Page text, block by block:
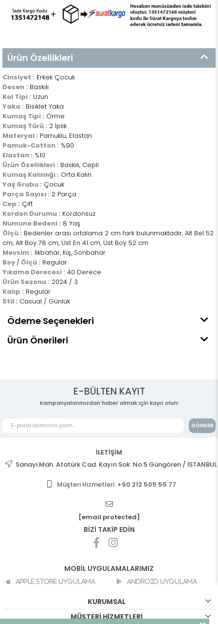
Ürün Özellikleri
Cinsiyet : Erkek Çocuk
Desen : Baskılı
Kol Tipi : Uzun
Yaka : Bisiklet Yaka
Kumaş Tipi : Örme
Kumaş Türü : 2 İplik
Materyal : Pamuklu, Elastan
Pamuk-Cotton : %90
Elastan : %10
Ürün Özellikleri : Baskılı, Cepli
Kumaş Kalınlığı : Orta Kalın
Yaş Grubu : Çocuk
Parça Sayısı : 2 Parça
Cep : Çift
Kordon Durumu : Kordonsuz
Numune Bedeni : 8 Yaş
Ölçü : Bedenler arası ortalama 2 cm fark bulunmaktadır, Alt Bel 52
cm, Alt Boy 78 cm, Üst En 41 cm, Üst Boy 52 cm
Mevsim : İlkbahar, Kış, Sonbahar
Boy / Ölçü : Regular
Yıkama Derecesi : 40 Derece
Ürün Sezonu : 2024 / 3
Kalıp : Regular
Stil : Casual / Günlük
Ödeme Seçenekleri
Ürün Önerileri
E-BÜLTEN KAYIT
Kampanyalarımızdan haber almak için kayıt olun!
GÖNDER
İLETİŞİM
Sanayi Mah. Atatürk Cad. Kayın Sok. No:5 Güngören / İSTANBUL
Müşteri Hizmetleri: +90 212 505 55 77
[email protected]
BİZİ TAKİP EDİN
MOBİL UYGULAMALARIMIZ
Apple Store Uygulama Android Uygulama
KURUMSAL
MÜŞTERİ HİZMETLERİ